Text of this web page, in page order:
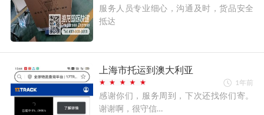
服务人员专业细心，沟通及时，货品安全
抵达
上海市托运到澳大利亚
1年前
感谢你们，服务周到，下次还找你们寄。
谢谢啊，很守信…